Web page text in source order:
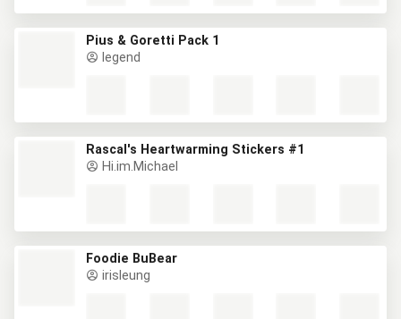
Pius & Goretti Pack 1
legend
Rascal's Heartwarming Stickers #1
Hi.im.Michael
Foodie BuBear
irisleung